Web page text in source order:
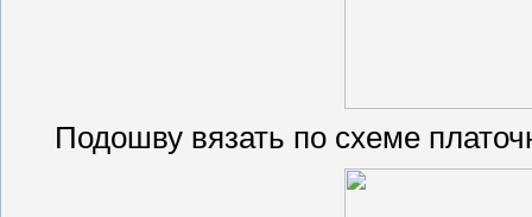
Подошву вязать по схеме